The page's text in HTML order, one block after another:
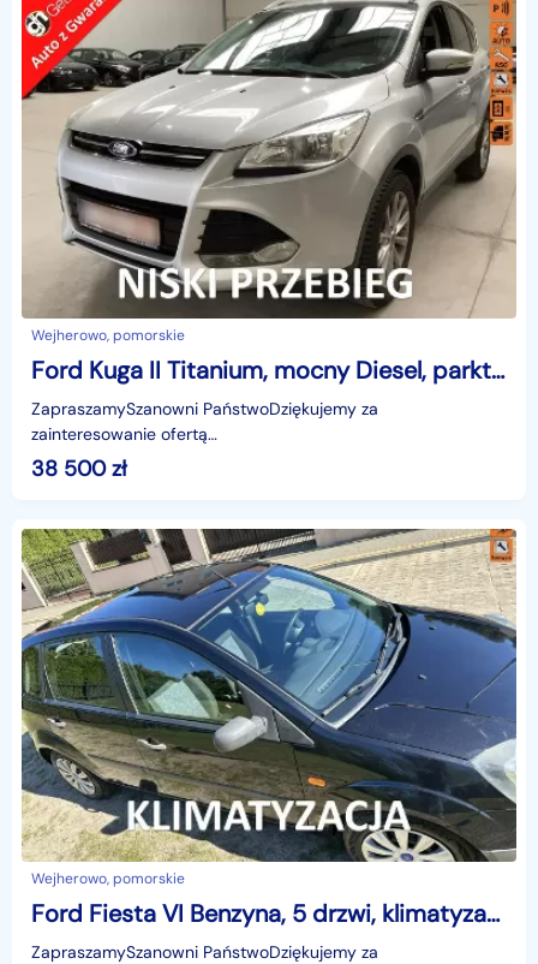
Wejherowo, pomorskie
Ford Kuga II Titanium, mocny Diesel, parktronk, nawigacja, hak, hands free, zarej
ZapraszamySzanowni PaństwoDziękujemy za
zainteresowanie ofertą
AutazEuropejskichSalonow.pl.czynne:pn-pt 9-18.sob 10-15.
Parkuje w Wejherowo,ul. Orzeszkowej 10,
38 500zł
Wejherowo, pomorskie
Ford Fiesta VI Benzyna, 5 drzwi, klimatyzacja, silnik bezawaryjny, niski przebieg
ZapraszamySzanowni PaństwoDziękujemy za